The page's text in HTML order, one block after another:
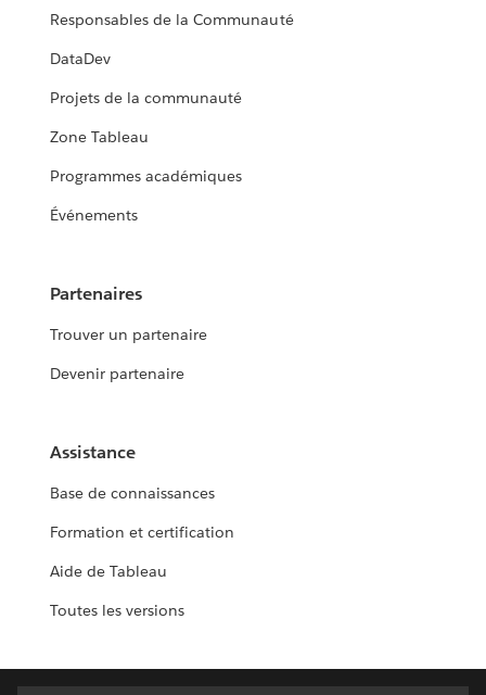
Responsables de la Communauté
DataDev
Projets de la communauté
Zone Tableau
Programmes académiques
Événements
Partenaires
Trouver un partenaire
Devenir partenaire
Assistance
Base de connaissances
Formation et certification
Aide de Tableau
Toutes les versions